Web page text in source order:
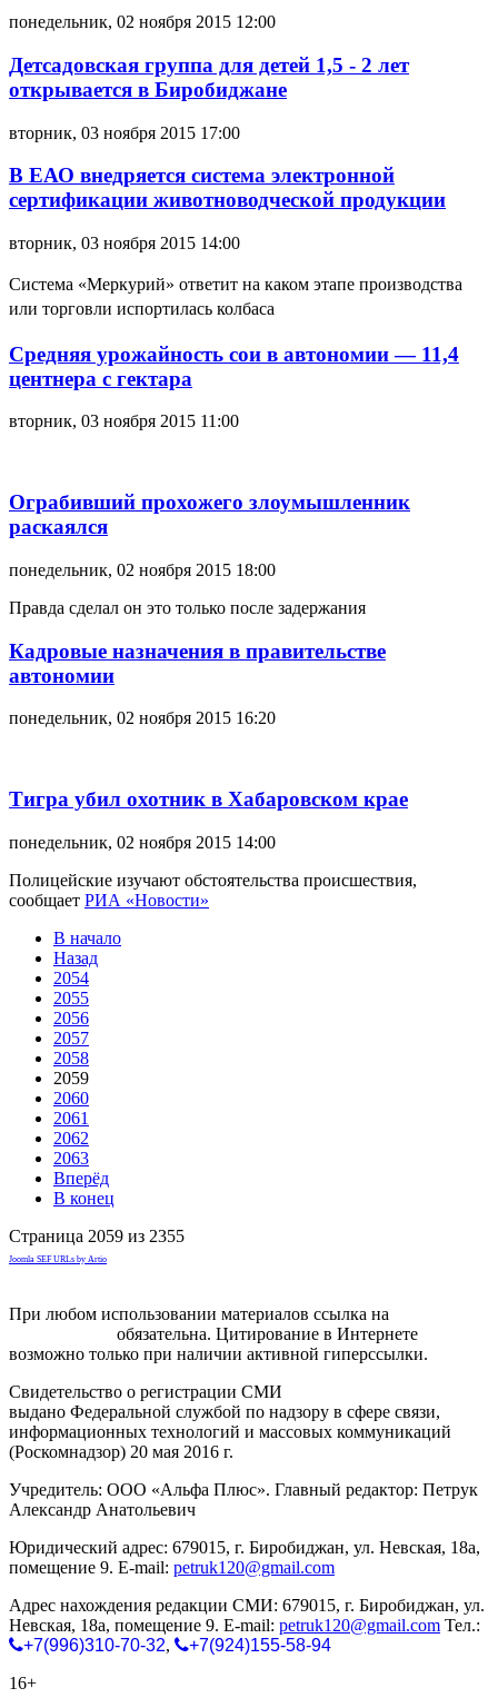
понедельник, 02 ноября 2015 12:00
Детсадовская группа для детей 1,5 - 2 лет
открывается в Биробиджане
вторник, 03 ноября 2015 17:00
В ЕАО внедряется система электронной
сертификации животноводческой продукции
вторник, 03 ноября 2015 14:00
Система «Меркурий» ответит на каком этапе производства
или торговли испортилась колбаса
Средняя урожайность сои в автономии — 11,4
центнера с гектара
вторник, 03 ноября 2015 11:00
Ограбивший прохожего злоумышленник
раскаялся
понедельник, 02 ноября 2015 18:00
Правда сделал он это только после задержания
Кадровые назначения в правительстве
автономии
понедельник, 02 ноября 2015 16:20
Тигра убил охотник в Хабаровском крае
понедельник, 02 ноября 2015 14:00
Полицейские изучают обстоятельства происшествия,
сообщает РИА «Новости»
В начало
Назад
2054
2055
2056
2057
2058
2059
2060
2061
2062
2063
Вперёд
В конец
Страница 2059 из 2355
Joomla SEF URLs by Artio
При любом использовании материалов ссылка на
обязательна. Цитирование в Интернете
возможно только при наличии активной гиперссылки.
Свидетельство о регистрации СМИ
выдано Федеральной службой по надзору в сфере связи,
информационных технологий и массовых коммуникаций
(Роскомнадзор) 20 мая 2016 г.
Учредитель: ООО «Альфа Плюс». Главный редактор: Петрук
Александр Анатольевич
Юридический адрес: 679015, г. Биробиджан, ул. Невская, 18а,
помещение 9. E-mail: petruk120@gmail.com
Адрес нахождения редакции СМИ: 679015, г. Биробиджан, ул.
Невская, 18а, помещение 9. E-mail: petruk120@gmail.com Тел.:
+7(996)310-70-32,
+7(924)155-58-94
16+